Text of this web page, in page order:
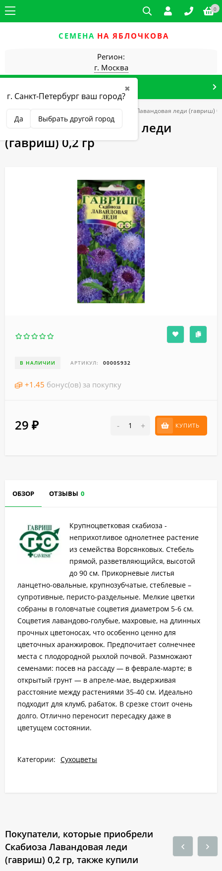
0
СЕМЕНА НА ЯБЛОЧКОВА
Регион:
г. Москва
✖
г. Санкт-Петербург ваш город?
Да Выбрать другой город
однолетние Скабиоза Лавандовая леди (гавриш)
Скабиоза Лавандовая леди
(гавриш) 0,2 гр
В НАЛИЧИИ АРТИКУЛ: 00005932
+1.45 бонус(ов) за покупку
29 ₽ - + КУПИТЬ
ОБЗОР ОТЗЫВЫ 0
Крупноцветковая скабиоза -
неприхотливое однолетнее растение
из семейства Ворсянковых. Стебель
прямой, разветвляющийся, высотой
до 90 см. Прикорневые листья
ланцетно-овальные, крупнозубчатые, стеблевые –
супротивные, перисто-раздельные. Мелкие цветки
собраны в головчатые соцветия диаметром 5-6 см.
Соцветия лавандово-голубые, махровые, на длинных
прочных цветоносах, что особенно ценно для
цветочных аранжировок. Предпочитает солнечнее
места с плодородной рыхлой почвой. Размножают
семенами: посев на рассаду — в феврале-марте; в
открытый грунт — в апреле-мае, выдерживая
расстояние между растениями 35-40 см. Идеально
подходит для клумб, рабаток. В срезке стоит очень
долго. Отлично переносит пересадку даже в
цветущем состоянии.
Категории: Сухоцветы
Покупатели, которые приобрели
Скабиоза Лавандовая леди
(гавриш) 0,2 гр, также купили